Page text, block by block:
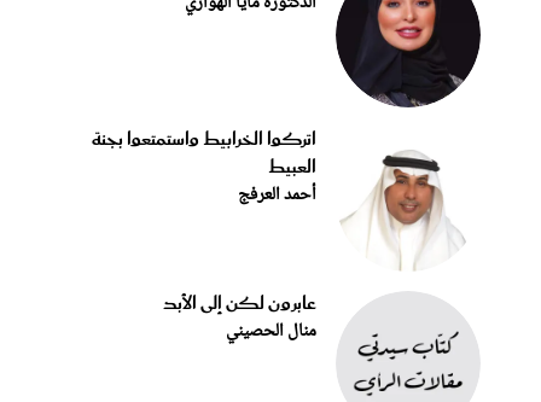
اتركوا الخرابيط واستمتعوا بجنة
العبيط
أحمد العرفج
عابرون لكن إلى الأبد
منال الحصيني